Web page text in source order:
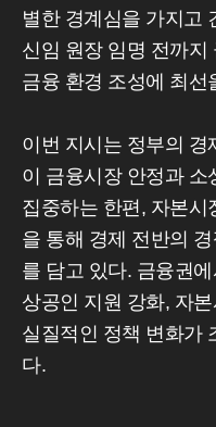
별한 경계심을 가지고
신임 원장 임명 전까지
금융 환경 조성에 최선
이번 지시는 정부의 경
이 금융시장 안정과 소
집중하는 한편, 자본시
을 통해 경제 전반의
를 담고 있다. 금융권
상공인 지원 강화, 자
실질적인 정책 변화가
다.